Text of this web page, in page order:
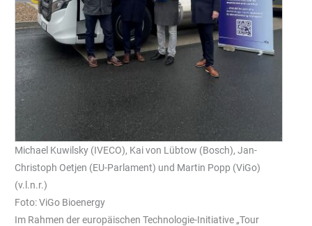
Michael Kuwilsky (IVECO), Kai von Lübtow (Bosch), Jan-
Christoph Oetjen (EU-Parlament) und Martin Popp (ViGo)
(v.l.n.r.)
Foto: ViGo Bioenergy
Im Rahmen der europäischen Technologie-Initiative „Tour